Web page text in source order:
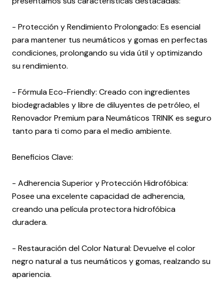
- Protección y Rendimiento Prolongado: Es esencial
para mantener tus neumáticos y gomas en perfectas
condiciones, prolongando su vida útil y optimizando
su rendimiento.
- Fórmula Eco-Friendly: Creado con ingredientes
biodegradables y libre de diluyentes de petróleo, el
Renovador Premium para Neumáticos TRINIK es seguro
tanto para ti como para el medio ambiente.
Beneficios Clave:
- Adherencia Superior y Protección Hidrofóbica:
Posee una excelente capacidad de adherencia,
creando una película protectora hidrofóbica
duradera.
- Restauración del Color Natural: Devuelve el color
negro natural a tus neumáticos y gomas, realzando su
apariencia.